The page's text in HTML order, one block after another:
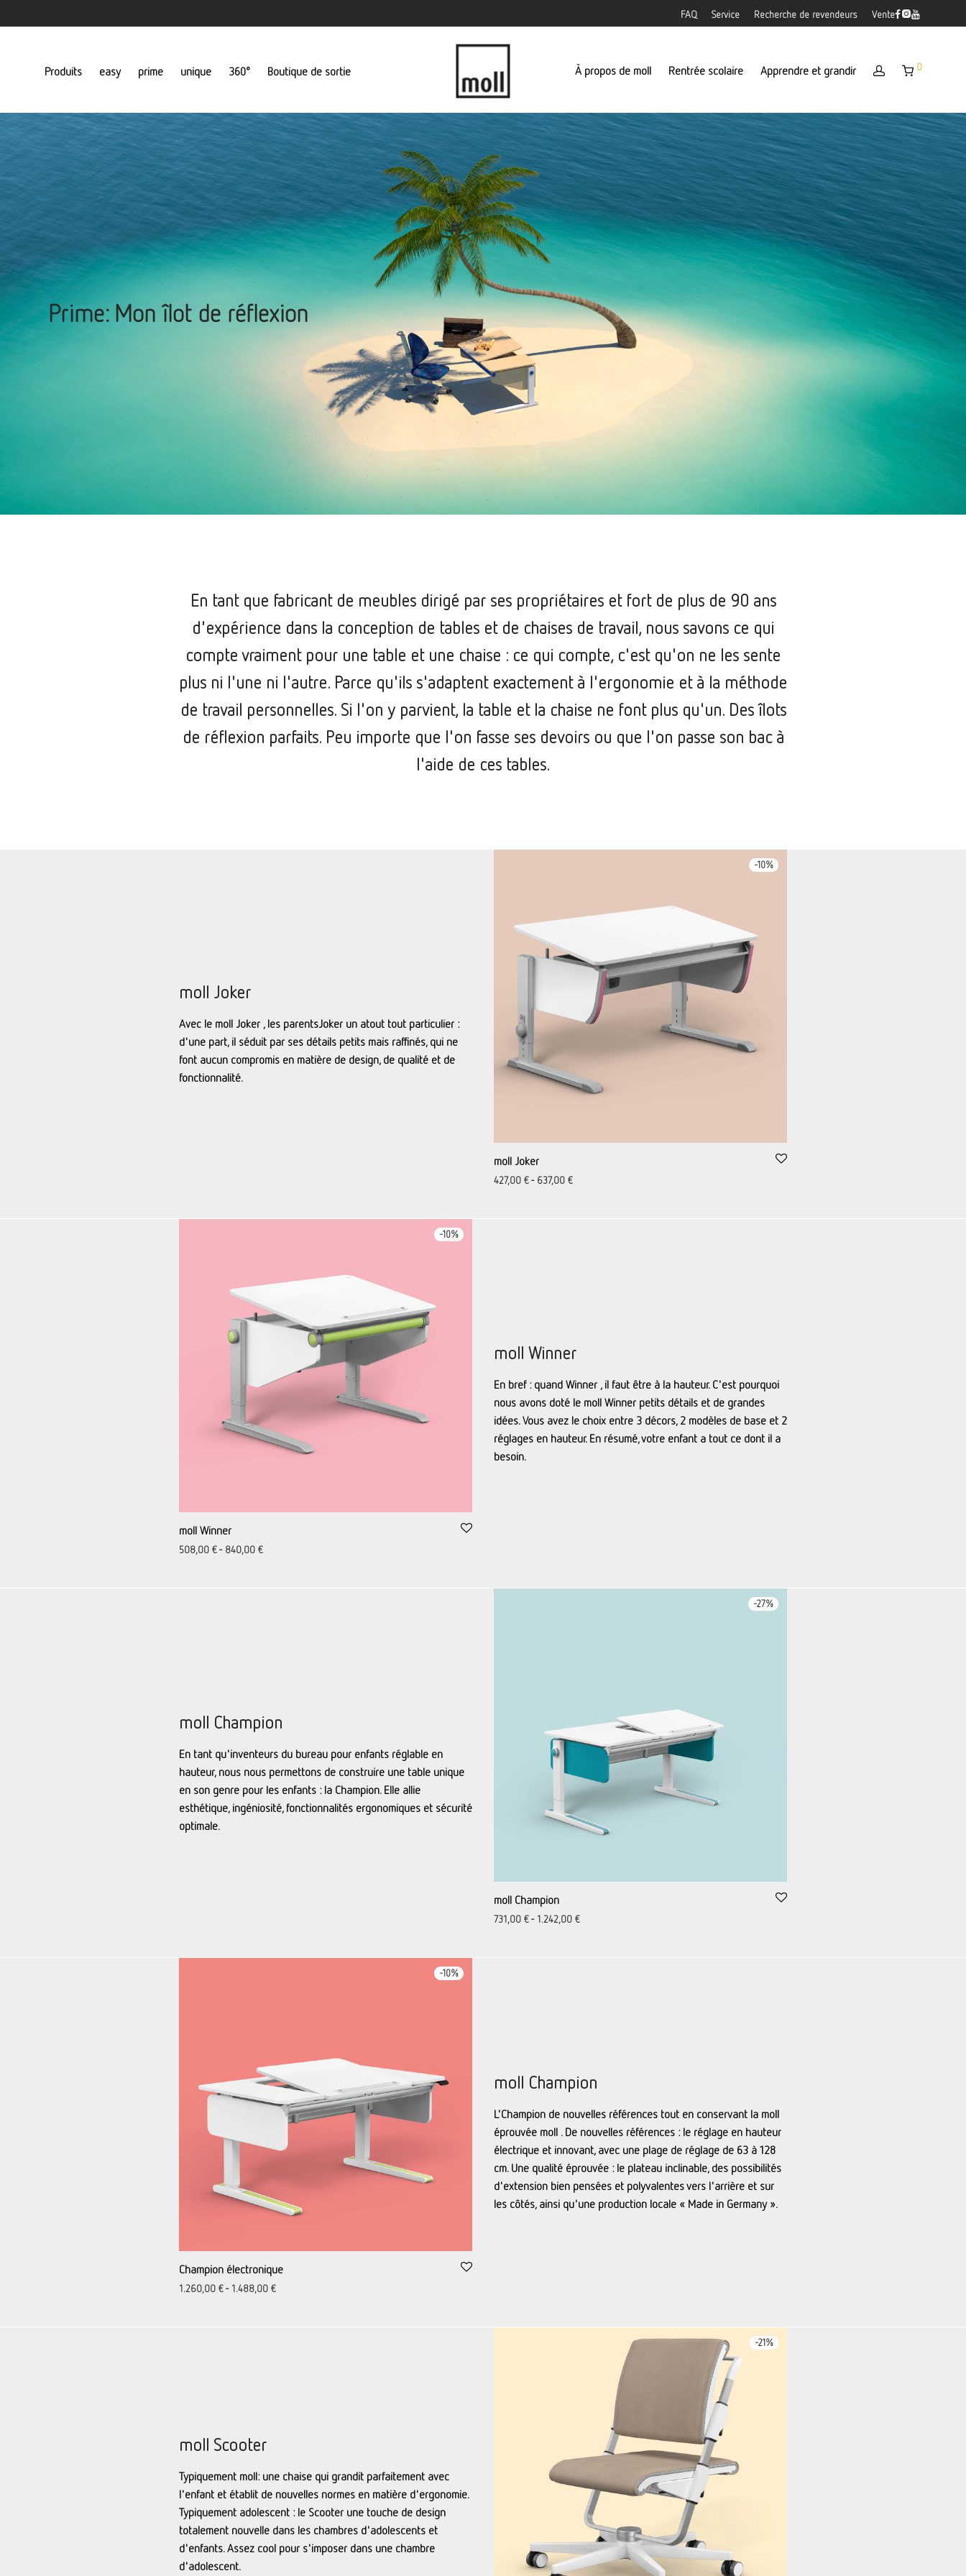
FAQ Service Recherche de revendeurs Vente
Produits easy prime unique 360° Boutique de sortie À propos de moll Rentrée scolaire Apprendre et grandir 0
Prime: Mon îlot de réflexion
En tant que fabricant de meubles dirigé par ses propriétaires et fort de plus de 90 ans
d'expérience dans la conception de tables et de chaises de travail, nous savons ce qui
compte vraiment pour une table et une chaise : ce qui compte, c'est qu'on ne les sente
plus ni l'une ni l'autre. Parce qu'ils s'adaptent exactement à l'ergonomie et à la méthode
de travail personnelles. Si l'on y parvient, la table et la chaise ne font plus qu'un. Des îlots
de réflexion parfaits. Peu importe que l'on fasse ses devoirs ou que l'on passe son bac à
l'aide de ces tables.
moll Joker
Avec le moll Joker , les parentsJoker un atout tout particulier :
d'une part, il séduit par ses détails petits mais raffinés, qui ne
font aucun compromis en matière de design, de qualité et de
fonctionnalité.
-10%
moll Joker
427,00 €- 637,00 €
moll Winner
En bref : quand Winner , il faut être à la hauteur. C'est pourquoi
nous avons doté le moll Winner petits détails et de grandes
idées. Vous avez le choix entre 3 décors, 2 modèles de base et 2
réglages en hauteur. En résumé, votre enfant a tout ce dont il a
besoin.
-10%
moll Winner
508,00 €- 840,00 €
moll Champion
En tant qu'inventeurs du bureau pour enfants réglable en
hauteur, nous nous permettons de construire une table unique
en son genre pour les enfants : la Champion. Elle allie
esthétique, ingéniosité, fonctionnalités ergonomiques et sécurité
optimale.
-27%
moll Champion
731,00 €- 1.242,00 €
moll Champion
L'Champion de nouvelles références tout en conservant la moll
éprouvée moll . De nouvelles références : le réglage en hauteur
électrique et innovant, avec une plage de réglage de 63 à 128
cm. Une qualité éprouvée : le plateau inclinable, des possibilités
d'extension bien pensées et polyvalentes vers l'arrière et sur
les côtés, ainsi qu'une production locale « Made in Germany ».
-10%
Champion électronique
1.260,00 €- 1.488,00 €
moll Scooter
Typiquement moll: une chaise qui grandit parfaitement avec
l'enfant et établit de nouvelles normes en matière d'ergonomie.
Typiquement adolescent : le Scooter une touche de design
totalement nouvelle dans les chambres d'adolescents et
d'enfants. Assez cool pour s'imposer dans une chambre
d'adolescent.
-21%